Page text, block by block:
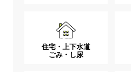
住宅・上下水道
ごみ・し尿